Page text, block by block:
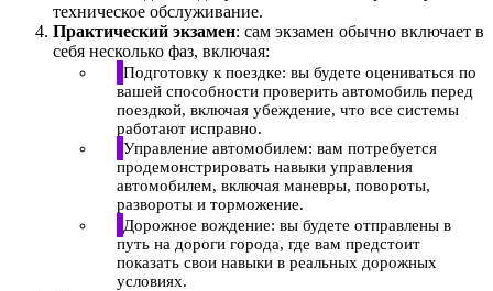
техническое обслуживание.
Практический экзамен: сам экзамен обычно включает в
себя несколько фаз, включая:
Подготовку к поездке: вы будете оцениваться по
вашей способности проверить автомобиль перед
поездкой, включая убеждение, что все системы
работают исправно.
Управление автомобилем: вам потребуется
продемонстрировать навыки управления
автомобилем, включая маневры, повороты,
развороты и торможение.
Дорожное вождение: вы будете отправлены в
путь на дороги города, где вам предстоит
показать свои навыки в реальных дорожных
условиях.